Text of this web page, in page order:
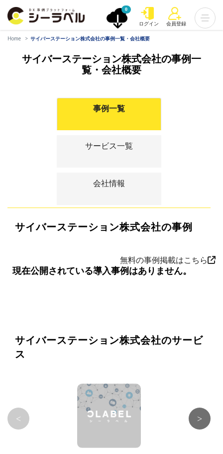
0
ログイン 会員登録
Home サイバーステーション株式会社の事例一覧・会社概要
サイバーステーション株式会社の事例一
覧・会社概要
事例一覧
サービス一覧
会社情報
サイバーステーション株式会社の事例
無料の事例掲載はこちら
現在公開されている導入事例はありません。
サイバーステーション株式会社のサービ
ス
< >